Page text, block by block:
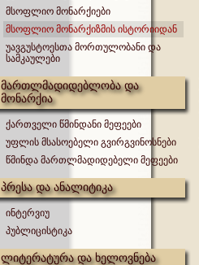
მსოფლიო მონარქიები
მსოფლიო მონარქიზმის ისტორიიდან
უავგუსტოესთა მორთულობანი და
სამკაულები
მართლმადიდებლობა და
მონარქია
ქართველი წმინდანი მეფეები
უფლის მსასოებელი გვირგვინოსნები
წმინდა მართლმადიდებელი მეფეები
პრესა და ანალიტიკა
ინტერვიუ
პუბლიცისტიკა
ლიტერატურა და ხელოვნება